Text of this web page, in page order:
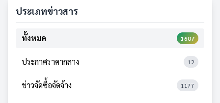
ประเภทข่าวสาร
ทั้งหมด 1607
ประกาศราคากลาง 12
ข่าวจัดซื้อจัดจ้าง 1177